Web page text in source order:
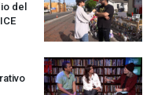
del
ICE